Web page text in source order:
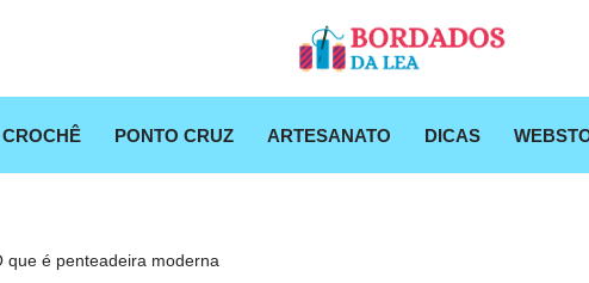
CROCHÊ PONTO CRUZ ARTESANATO DICAS
que é penteadeira moderna